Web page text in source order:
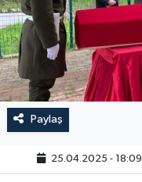
Paylaş
25.04.2025 - 18:09
RESMİ İLAN